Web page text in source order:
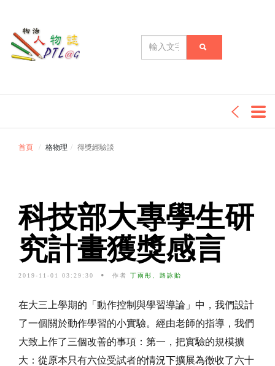
首頁 格物理 得獎經驗談
科技部大專學生研
究計畫獲獎感言
2019-11-01 03:29:30 作者 丁雨彤、路詠貽
在大三上學期的「動作控制與學習導論」中，我們設計
了一個關於動作學習的小實驗。經由老師的指導，我們
大致上作了三個改善的事項：第一，把實驗的規模擴
大：從原本只有六位受試者的情況下擴展為徵收了六十